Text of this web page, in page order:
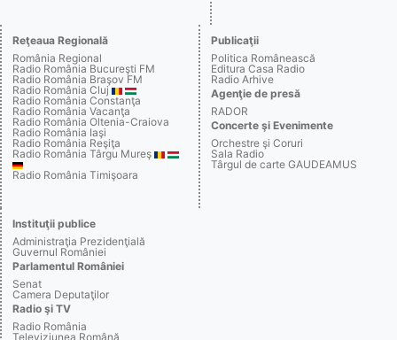
Reţeaua Regională
România Regional
Radio România Bucureşti FM
Radio România Braşov FM
Radio România Cluj
Radio România Constanţa
Radio România Vacanţa
Radio România Oltenia-Craiova
Radio România Iaşi
Radio România Reşiţa
Radio România Târgu Mureş
Radio România Timişoara
Publicaţii
Politica Românească
Editura Casa Radio
Radio Arhive
Agenţie de presă
RADOR
Concerte şi Evenimente
Orchestre şi Coruri
Sala Radio
Târgul de carte GAUDEAMUS
Instituţii publice
Administraţia Prezidenţială
Guvernul României
Parlamentul României
Senat
Camera Deputaţilor
Radio şi TV
Radio România
Televiziunea Română